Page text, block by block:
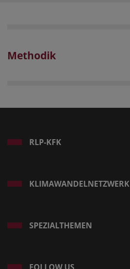
Methodik
RLP-KFK
KLIMAWANDELNETZWERK
SPEZIALTHEMEN